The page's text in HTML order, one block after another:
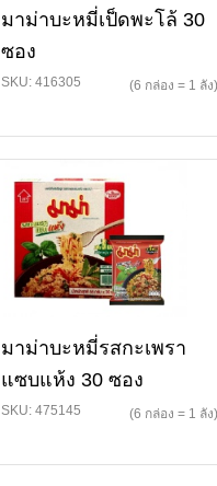
มาม่าบะหมี่เป็ดพะโล้ 30
ซอง
SKU: 416305 (6 กล่อง = 1 ลัง)
มาม่าบะหมี่รสกะเพรา
แซบแห้ง 30 ซอง
SKU: 475145 (6 กล่อง = 1 ลัง)